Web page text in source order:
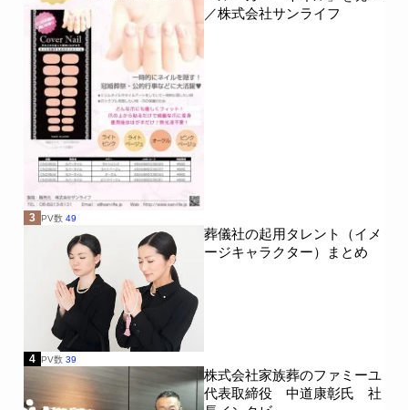
／株式会社サンライフ
3 PV数 49
葬儀社の起用タレント（イメ
ージキャラクター）まとめ
4 PV数 39
株式会社家族葬のファミーユ
代表取締役 中道康彰氏 社